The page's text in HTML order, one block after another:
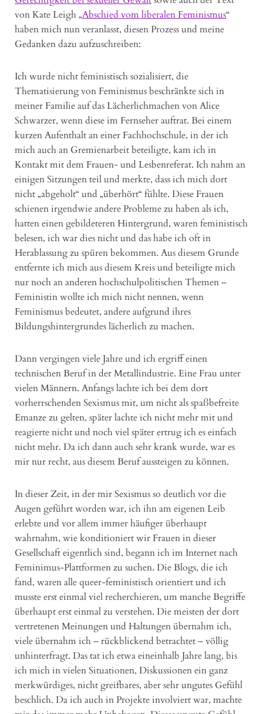
von Kate Leigh „Abschied vom liberalen Feminismus“
haben mich nun veranlasst, diesen Prozess und meine
Gedanken dazu aufzuschreiben:
Ich wurde nicht feministisch sozialisiert, die
Thematisierung von Feminismus beschränkte sich in
meiner Familie auf das Lächerlichmachen von Alice
Schwarzer, wenn diese im Fernseher auftrat. Bei einem
kurzen Aufenthalt an einer Fachhochschule, in der ich
mich auch an Gremienarbeit beteiligte, kam ich in
Kontakt mit dem Frauen- und Lesbenreferat. Ich nahm an
einigen Sitzungen teil und merkte, dass ich mich dort
nicht „abgeholt“ und „überhört“ fühlte. Diese Frauen
schienen irgendwie andere Probleme zu haben als ich,
hatten einen gebildeteren Hintergrund, waren feministisch
belesen, ich war dies nicht und das habe ich oft in
Herablassung zu spüren bekommen. Aus diesem Grunde
entfernte ich mich aus diesem Kreis und beteiligte mich
nur noch an anderen hochschulpolitischen Themen –
Feministin wollte ich mich nicht nennen, wenn
Feminismus bedeutet, andere aufgrund ihres
Bildungshintergrundes lächerlich zu machen.
Dann vergingen viele Jahre und ich ergriff einen
technischen Beruf in der Metallindustrie. Eine Frau unter
vielen Männern. Anfangs lachte ich bei dem dort
vorherrschenden Sexismus mit, um nicht als spaßbefreite
Emanze zu gelten, später lachte ich nicht mehr mit und
reagierte nicht und noch viel später ertrug ich es einfach
nicht mehr. Da ich dann auch sehr krank wurde, war es
mir nur recht, aus diesem Beruf aussteigen zu können.
In dieser Zeit, in der mir Sexismus so deutlich vor die
Augen geführt worden war, ich ihn am eigenen Leib
erlebte und vor allem immer häufiger überhaupt
wahrnahm, wie konditioniert wir Frauen in dieser
Gesellschaft eigentlich sind, begann ich im Internet nach
Feminimus-Plattformen zu suchen. Die Blogs, die ich
fand, waren alle queer-feministisch orientiert und ich
musste erst einmal viel recherchieren, um manche Begriffe
überhaupt erst einmal zu verstehen. Die meisten der dort
vertretenen Meinungen und Haltungen übernahm ich,
viele übernahm ich – rückblickend betrachtet – völlig
unhinterfragt. Das tat ich etwa eineinhalb Jahre lang, bis
ich mich in vielen Situationen, Diskussionen ein ganz
merkwürdiges, nicht greifbares, aber sehr ungutes Gefühl
beschlich. Da ich auch in Projekte involviert war, machte